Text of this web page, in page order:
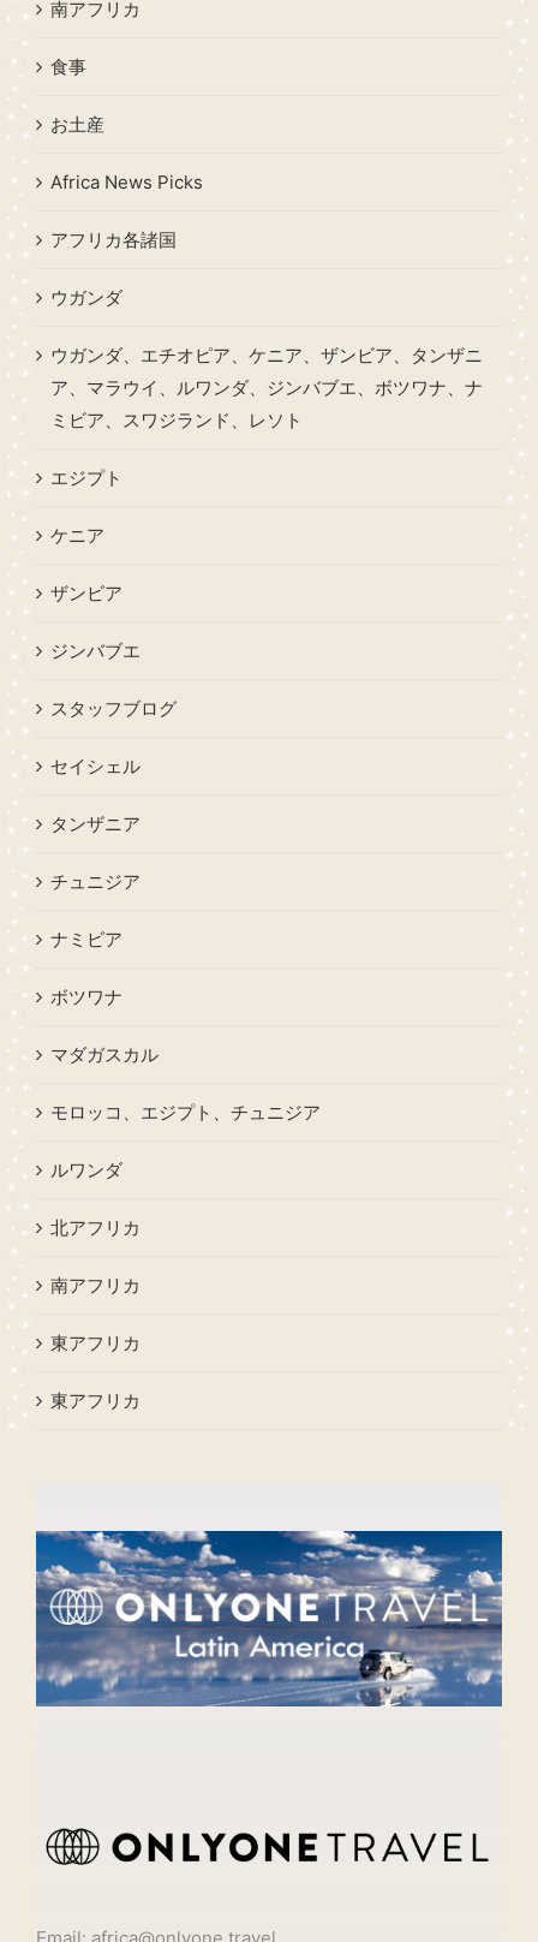
南アフリカ
食事
お土産
Africa News Picks
アフリカ各諸国
ウガンダ
ウガンダ、エチオピア、ケニア、ザンビア、タンザニ
ア、マラウイ、ルワンダ、ジンバブエ、ボツワナ、ナ
ミビア、スワジランド、レソト
エジプト
ケニア
ザンビア
ジンバブエ
スタッフブログ
セイシェル
タンザニア
チュニジア
ナミビア
ボツワナ
マダガスカル
モロッコ、エジプト、チュニジア
ルワンダ
北アフリカ
南アフリカ
東アフリカ
東アフリカ